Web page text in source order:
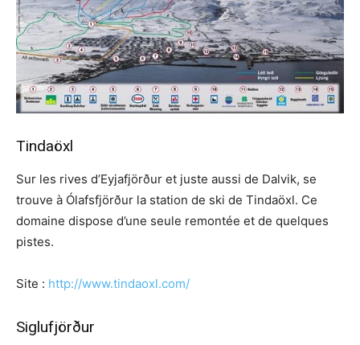
Tindaöxl
Sur les rives d’Eyjafjörður et juste aussi de Dalvik, se
trouve à Ólafsfjörður la station de ski de Tindaöxl. Ce
domaine dispose d’une seule remontée et de quelques
pistes.
Site : http://www.tindaoxl.com/
Siglufjörður